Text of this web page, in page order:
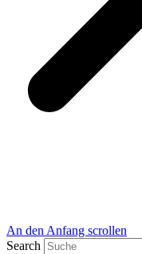
An den Anfang scrollen
Search